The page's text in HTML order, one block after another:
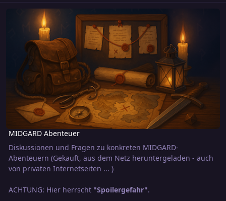
MIDGARD Abenteuer
MIDGARD Abenteuer
Diskussionen und Fragen zu konkreten MIDGARD-
Abenteuern (Gekauft, aus dem Netz heruntergeladen - auch
von privaten Internetseiten ... )
ACHTUNG: Hier herrscht "Spoilergefahr".